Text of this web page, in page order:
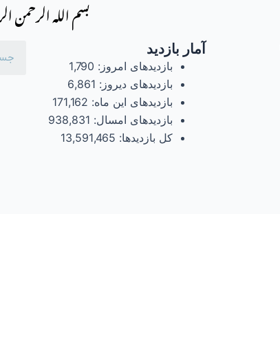
بسم الله الرحمن
آمار بازدید
بازدیدهای امروز: 1,790
بازدیدهای دیروز: 6,861
بازدیدهای این ماه: 171,162
بازدیدهای امسال: 938,831
کل بازدیدها: 13,591,465